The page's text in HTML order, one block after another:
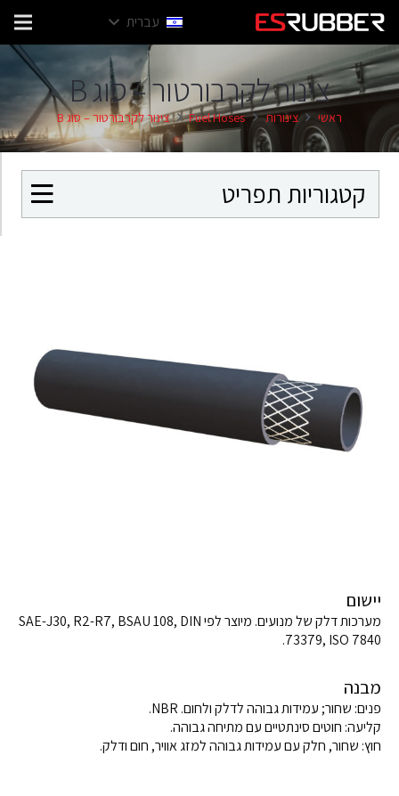
עברית
צינור לקרבורטור – סוג B
ראשי צינורות Fuel Hoses צינור לקרבורטור – סוג B
קטגוריות תפריט
יישום
מערכות דלק של מנועים. מיוצר לפי SAE-J30, R2-R7, BSAU 108, DIN
73379, ISO 7840.
מבנה
פנים: שחור; עמידות גבוהה לדלק ולחום. NBR.
קליעה: חוטים סינתטיים עם מתיחה גבוהה.
חוץ: שחור, חלק עם עמידות גבוהה למזג אוויר, חום ודלק.